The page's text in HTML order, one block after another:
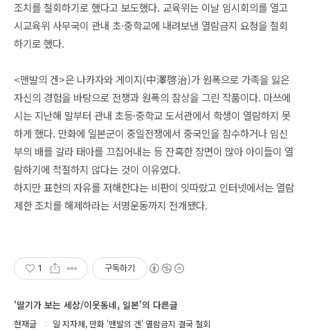
조치를 철회하기로 했다고 보도했다. 교육위는 이날 임시회의를 열고
시교육위 사무국이 관내 초·중학교에 내려보낸 열람금지 요청을 철회
하기로 했다.
<맨발의 겐>은 나카자와 게이지(中澤啓治)가 원폭으로 가족을 잃은
자신의 경험을 바탕으로 전쟁과 원폭의 참상을 그린 작품이다. 마쓰에
시는 지난해 말부터 관내 초등·중학교 도서관에서 학생이 열람하지 못
하게 했다. 만화에 일본군이 중일전쟁에서 중국인을 참수하거나 임신
부의 배를 갈라 태아를 끄집어내는 등 잔혹한 장면이 많아 아이들이 열
람하기에 적절하지 않다는 것이 이유였다.
하지만 표현의 자유를 저해한다는 비판이 잇따랐고 인터넷에서는 열람
제한 조치를 해제하라는 서명운동까지 전개됐다.
1 구독하기
'딸기가 보는 세상/이웃동네, 일본'의 다른글
현재글 일 지자체, 만화 '맨발의 겐' 열람금지 결국 철회